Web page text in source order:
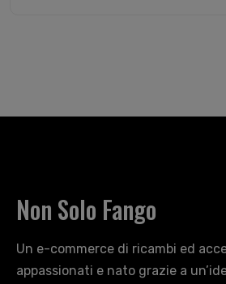
Non Solo Fango
Un e-commerce di ricambi ed
appassionati e nato grazie a